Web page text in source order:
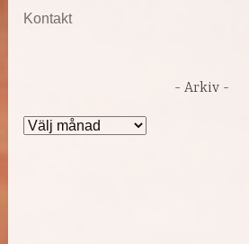
Kontakt
Arkiv
Arkiv